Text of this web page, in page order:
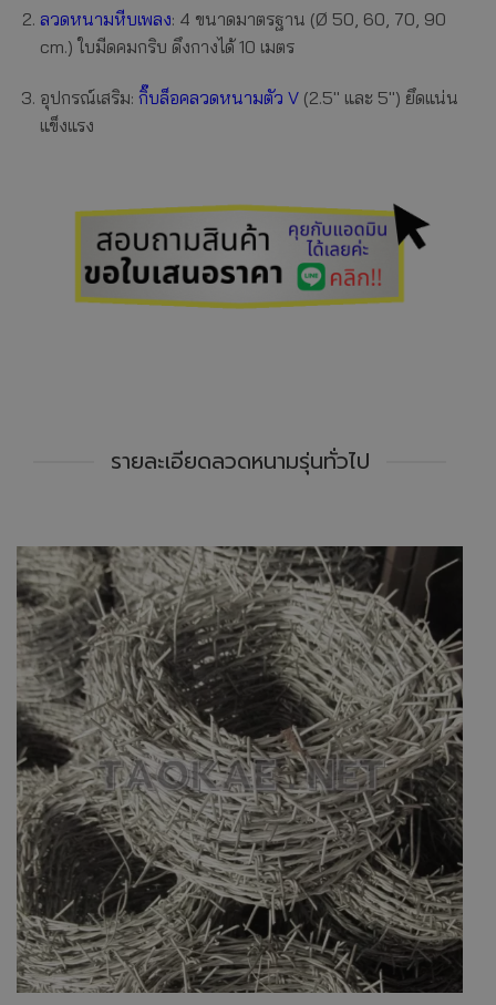
ลวดหนามหีบเพลง: 4 ขนาดมาตรฐาน (Ø 50, 60, 70, 90
cm.) ใบมีดคมกริบ ดึงกางได้ 10 เมตร
อุปกรณ์เสริม: กิ๊บล็อคลวดหนามตัว V(2.5″ และ 5″) ยึดแน่น
แข็งแรง
รายละเอียดลวดหนามรุ่นทั่วไป